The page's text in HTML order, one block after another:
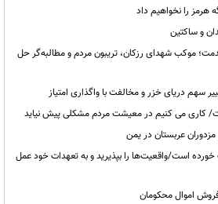
هرمز را نخواهیم داد
و ساکتین
موکب شهدای رزکان، تریبون مردم و مطالبه‌گر حل
سهم دریای خزر و مخالفت با واگذاری امتیاز
گرفت/ کاری می کنیم در معیشت مردم مشکلی پیش نیاید
عربستان در یمن
است/واقعیت‌ها را بپذیرید و به تعهدات خود عمل
فروش اموال محکومان